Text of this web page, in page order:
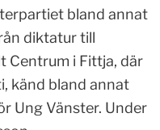
bland annat
diktatur till
Centrum i Fittja, där
känd bland annat
Ung Vänster. Under